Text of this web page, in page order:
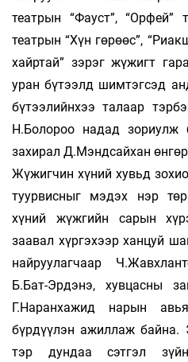
театрын “Фауст”, “Орфей”
театрын “Хүн гөрөөс”,
хайртай” зэрэг жүжигт
уран бүтээлд шимтэгсэд
бүтээлийнхээ талаар
Н.Болороо надад зориулж
захирал Д.Мэндсайхан
Жүжигчин хүний хувьд
туурвисныг мэдэх нэр
хүний жүжгийн сарын
заавал хүргэхээр ханцуй
найруулагчаар
Б.Бат-Эрдэнэ, хувцасны
Г.Наранхажид нарын
бүрдүүлэн ажиллаж байна.
тэр дундаа сэтгэл